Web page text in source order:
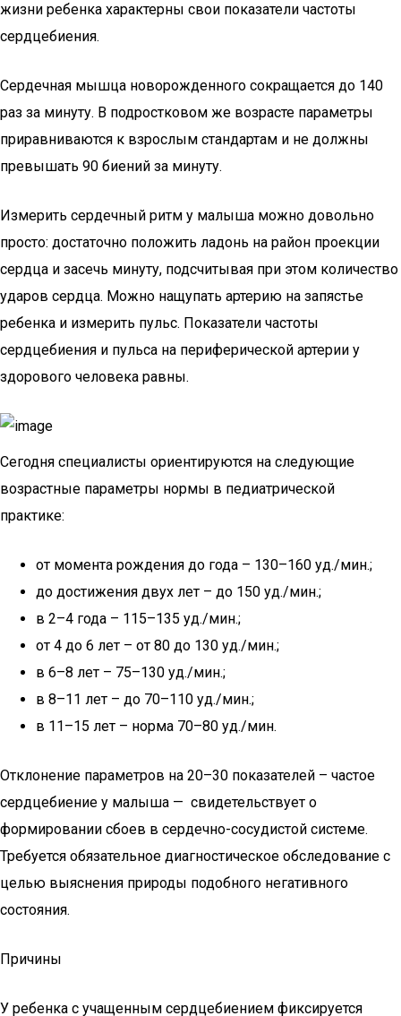
жизни ребенка характерны свои показатели частоты
сердцебиения.
Сердечная мышца новорожденного сокращается до 140
раз за минуту. В подростковом же возрасте параметры
приравниваются к взрослым стандартам и не должны
превышать 90 биений за минуту.
Измерить сердечный ритм у малыша можно довольно
просто: достаточно положить ладонь на район проекции
сердца и засечь минуту, подсчитывая при этом количество
ударов сердца. Можно нащупать артерию на запястье
ребенка и измерить пульс. Показатели частоты
сердцебиения и пульса на периферической артерии у
здорового человека равны.
Сегодня специалисты ориентируются на следующие
возрастные параметры нормы в педиатрической
практике:
от момента рождения до года – 130–160 уд./мин.;
до достижения двух лет – до 150 уд./мин.;
в 2–4 года – 115–135 уд./мин.;
от 4 до 6 лет – от 80 до 130 уд./мин.;
в 6–8 лет – 75–130 уд./мин.;
в 8–11 лет – до 70–110 уд./мин.;
в 11–15 лет – норма 70–80 уд./мин.
Отклонение параметров на 20–30 показателей – частое
сердцебиение у малыша — свидетельствует о
формировании сбоев в сердечно-сосудистой системе.
Требуется обязательное диагностическое обследование с
целью выяснения природы подобного негативного
состояния.
Причины
У ребенка с учащенным сердцебиением фиксируется